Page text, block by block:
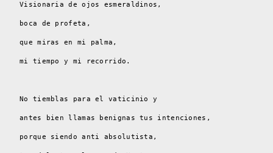
Visionaria de ojos esmeraldinos,
boca de profeta,
que miras en mi palma,
mi tiempo y mi recorrido.
No tiemblas para el vaticinio y
antes bien llamas benignas tus intenciones,
porque siendo anti absolutista,